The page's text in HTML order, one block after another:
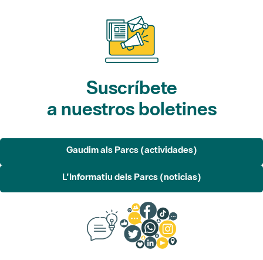
Suscríbete
a nuestros boletines
Gaudim als Parcs (actividades)
L'Informatiu dels Parcs (noticias)